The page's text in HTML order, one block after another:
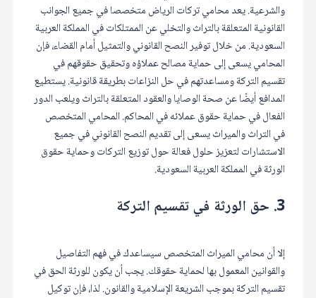
والشرعية. يعد محامي تركات الرياض متخصصا في جميع الجوانب
القانونية المتعلقة بالتراث والتخلي عن الممتلكات في المملكة العربية
السعودية. من خلال توفير النصح القانوني والتمثيل أمام القضاء، فإن
المحامي يسعى إلى حماية مصالح عملاؤه وتحقيق حقوقهم في
تقسيم التركة ومساعدتهم في حل النزاعات بطريقة قانونية. يستطيع
المدافع أيضًا عن صحة الوصايا والعقود المتعلقة بالتراث ويلعب الدور
الفعال في حماية حقوق عملائه في المحاكم. المحامي المتخصص
في التراث والميراث يسعى إلى تقديم النصح القانوني في جميع
الاستشارات لتعزيز حلول فعالة حول توزيع التركات وحماية حقوق
الورثة في المملكة العربية السعودية.
3. حق الورثة في تقسيم التركة
إلا أن محامي الميراث المتخصص سيساعدك في فهم التفاصيل
والقوانين المعمول بها لحماية حقوقك. يجب أن يكون للورثة الحق في
تقسيم التركة بموجب الشريعة الإسلامية والقانون. لذا، فإن توكيل